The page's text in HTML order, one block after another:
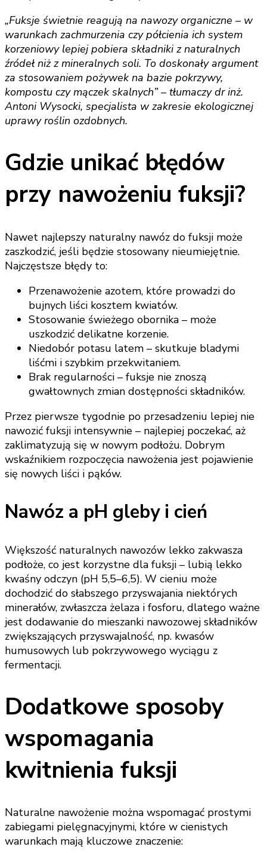
„Fuksje świetnie reagują na nawozy organiczne – w
warunkach zachmurzenia czy półcienia ich system
korzeniowy lepiej pobiera składniki z naturalnych
źródeł niż z mineralnych soli. To doskonały argument
za stosowaniem pożywek na bazie pokrzywy,
kompostu czy mączek skalnych” – tłumaczy dr inż.
Antoni Wysocki, specjalista w zakresie ekologicznej
uprawy roślin ozdobnych.
Gdzie unikać błędów
przy nawożeniu fuksji?
Nawet najlepszy naturalny nawóz do fuksji może
zaszkodzić, jeśli będzie stosowany nieumiejętnie.
Najczęstsze błędy to:
Przenawożenie azotem, które prowadzi do
bujnych liści kosztem kwiatów.
Stosowanie świeżego obornika – może
uszkodzić delikatne korzenie.
Niedobór potasu latem – skutkuje bladymi
liśćmi i szybkim przekwitaniem.
Brak regularności – fuksje nie znoszą
gwałtownych zmian dostępności składników.
Przez pierwsze tygodnie po przesadzeniu lepiej nie
nawozić fuksji intensywnie – najlepiej poczekać, aż
zaklimatyzują się w nowym podłożu. Dobrym
wskaźnikiem rozpoczęcia nawożenia jest pojawienie
się nowych liści i pąków.
Nawóz a pH gleby i cień
Większość naturalnych nawozów lekko zakwasza
podłoże, co jest korzystne dla fuksji – lubią lekko
kwaśny odczyn (pH 5,5–6,5). W cieniu może
dochodzić do słabszego przyswajania niektórych
minerałów, zwłaszcza żelaza i fosforu, dlatego ważne
jest dodawanie do mieszanki nawozowej składników
zwiększających przyswajalność, np. kwasów
humusowych lub pokrzywowego wyciągu z
fermentacji.
Dodatkowe sposoby
wspomagania
kwitnienia fuksji
Naturalne nawożenie można wspomagać prostymi
zabiegami pielęgnacyjnymi, które w cienistych
warunkach mają kluczowe znaczenie: